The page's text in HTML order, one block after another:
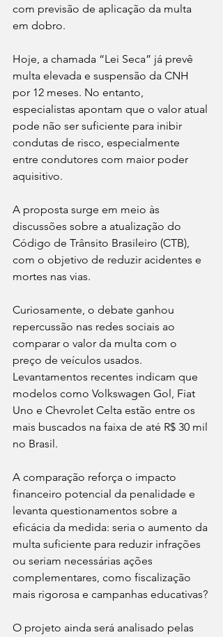
com previsão de aplicação da multa
em dobro.
Hoje, a chamada “Lei Seca” já prevê
multa elevada e suspensão da CNH
por 12 meses. No entanto,
especialistas apontam que o valor atual
pode não ser suficiente para inibir
condutas de risco, especialmente
entre condutores com maior poder
aquisitivo.
A proposta surge em meio às
discussões sobre a atualização do
Código de Trânsito Brasileiro (CTB),
com o objetivo de reduzir acidentes e
mortes nas vias.
Curiosamente, o debate ganhou
repercussão nas redes sociais ao
comparar o valor da multa com o
preço de veículos usados.
Levantamentos recentes indicam que
modelos como Volkswagen Gol, Fiat
Uno e Chevrolet Celta estão entre os
mais buscados na faixa de até R$ 30 mil
no Brasil.
A comparação reforça o impacto
financeiro potencial da penalidade e
levanta questionamentos sobre a
eficácia da medida: seria o aumento da
multa suficiente para reduzir infrações
ou seriam necessárias ações
complementares, como fiscalização
mais rigorosa e campanhas educativas?
O projeto ainda será analisado pelas